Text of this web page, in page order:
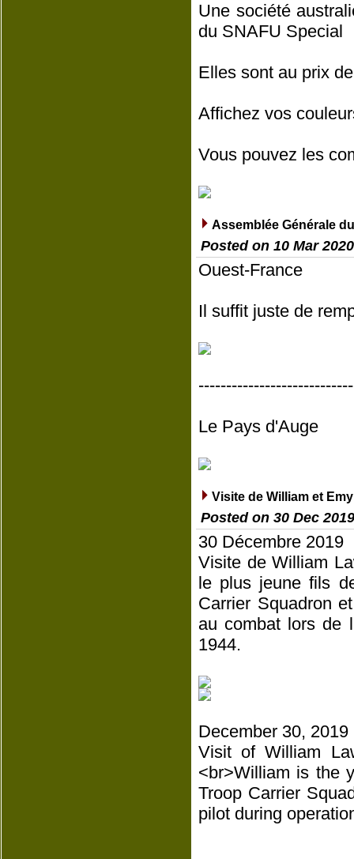
Une société
du SNAFU Special
Elles sont au prix
Affichez vos
Vous pouvez les
Assemblée Générale
Posted on 10 Mar 2020
Ouest-France
Il suffit juste de
Le Pays d'Auge
Visite de William et
Posted on 30 Dec 2019
30 Décembre 2019
Visite de William
le plus jeune fils
Carrier Squadron
au combat lors de
1944.
December 30, 2019
Visit of William
<br>William is the
Troop Carrier
pilot during